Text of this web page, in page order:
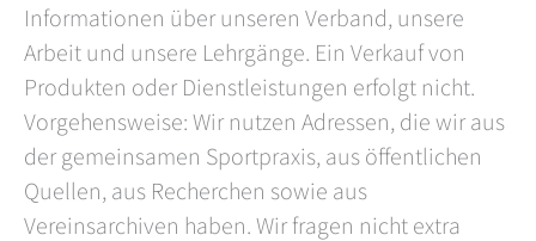
Informationen über unseren Verband, unsere
Arbeit und unsere Lehrgänge. Ein Verkauf von
Produkten oder Dienstleistungen erfolgt nicht.
Vorgehensweise: Wir nutzen Adressen, die wir aus
der gemeinsamen Sportpraxis, aus öffentlichen
Quellen, aus Recherchen sowie aus
Vereinsarchiven haben. Wir fragen nicht extra